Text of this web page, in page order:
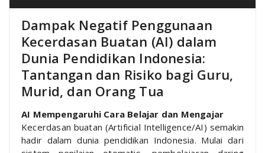
Dampak Negatif Penggunaan
Kecerdasan Buatan (AI) dalam
Dunia Pendidikan Indonesia:
Tantangan dan Risiko bagi Guru,
Murid, dan Orang Tua
AI Mempengaruhi Cara Belajar dan Mengajar
Kecerdasan buatan (Artificial Intelligence/AI) semakin
hadir dalam dunia pendidikan Indonesia. Mulai dari